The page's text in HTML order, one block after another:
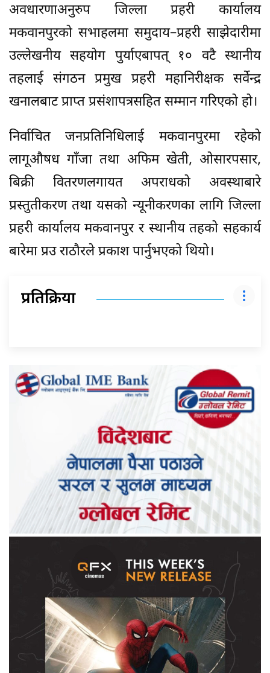
अवधारणाअनुरुप जिल्ला प्रहरी कार्यालय
मकवानपुरको सभाहलमा समुदाय–प्रहरी साझेदारीमा
उल्लेखनीय सहयोग पुर्याएबापत् १० वटै स्थानीय
तहलाई संगठन प्रमुख प्रहरी महानिरीक्षक सर्वेन्द्र
खनालबाट प्राप्त प्रसंशापत्रसहित सम्मान गरिएको हो।
निर्वाचित जनप्रतिनिधिलाई मकवानपुरमा रहेको
लागूऔषध गाँजा तथा अफिम खेती, ओसारपसार,
बिक्री वितरणलगायत अपराधको अवस्थाबारे
प्रस्तुतीकरण तथा यसको न्यूनीकरणका लागि जिल्ला
प्रहरी कार्यालय मकवानपुर र स्थानीय तहको सहकार्य
बारेमा प्रउ राठौरले प्रकाश पार्नुभएको थियो।
प्रतिक्रिया